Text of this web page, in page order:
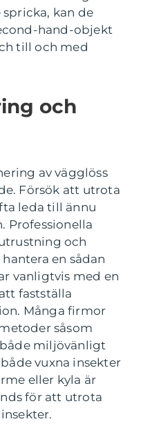
kan de
hand-objekt
till och med
och
av vägglöss
Försök att utrota
leda till ännu
Professionella
och
en sådan
vanligtvis med en
fastställa
Många firmor
såsom
miljövänligt
vuxna insekter
eller kyla är
för att utrota